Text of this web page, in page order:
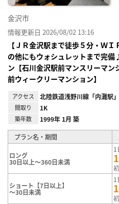
金沢市
情報更新日 2026/08/02 13:16
【ＪＲ金沢駅まで徒歩５分・Ｗ
の他にもウォシュレットまで完
ン【石川金沢駅前マンスリーマ
前ウィークリーマンション】
アクセス 北陸鉄道浅野川線「内灘駅」
間取り 1K
築年数
1999年 1月 築
プラン名・期間
ロング
30日以上～360日未満
1
ショート【7日以上】
～30日未満
1